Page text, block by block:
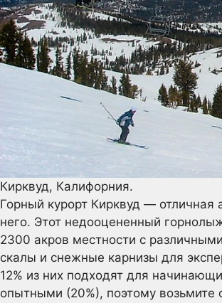
Кирквуд, Калифорния.
Горный курорт Кирквуд — отличная
него. Этот недооцененный
2300 акров местности с
скалы и снежные карнизы для
12% из них подходят для
опытными (20%), поэтому возьмите